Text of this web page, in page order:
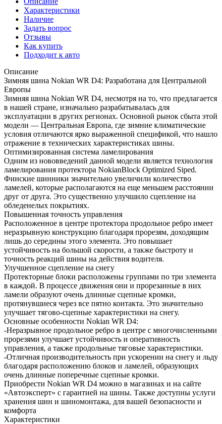
Характеристики
Наличие
Задать вопрос
Отзывы
Как купить
Подходит к авто
Описание
Зимняя шина Nokian WR D4: Разработана для Центральной
Европы
Зимняя шина Nokian WR D4, несмотря на то, что предлагается
в нашей стране, изначально разрабатывалась для
эксплуатации в других регионах. Основной рынок сбыта этой
модели — Центральная Европа, где зимние климатические
условия отличаются ярко выраженной спецификой, что нашло
отражение в технических характеристиках шины.
Оптимизированная система ламелирования
Одним из нововведений данной модели является технология
ламелирования протектора NokianBlock Optimized Siped.
Финские шинники значительно увеличили количество
ламелей, которые располагаются на еще меньшем расстоянии
друг от друга. Это существенно улучшило сцепление на
обледенелых покрытиях.
Повышенная точность управления
Расположенное в центре протектора продольное ребро имеет
неразрывную конструкцию благодаря прорезям, доходящим
лишь до середины этого элемента. Это повышает
устойчивость на большой скорости, а также быстроту и
точность реакций шины на действия водителя.
Улучшенное сцепление на снегу
Протекторные блоки расположены группами по три элемента
в каждой. В процессе движения они и прорезанные в них
ламели образуют очень длинные сцепные кромки,
протянувшиеся через все пятно контакта. Это значительно
улучшает тягово-сцепные характеристики на снегу.
Основные особенности Nokian WR D4:
-Неразрывное продольное ребро в центре с многочисленными
прорезями улучшает устойчивость и оперативность
управления, а также продольные тяговые характеристики.
-Отличная производительность при ускорении на снегу и льду
благодаря расположению блоков и ламелей, образующих
очень длинные поперечные сцепные кромки.
Приобрести Nokian WR D4 можно в магазинах и на сайте
«Автоэксперт» с гарантией на шины. Также доступны услуги
хранения шин и шиномонтажа, для вашей безопасности и
комфорта
Характеристики